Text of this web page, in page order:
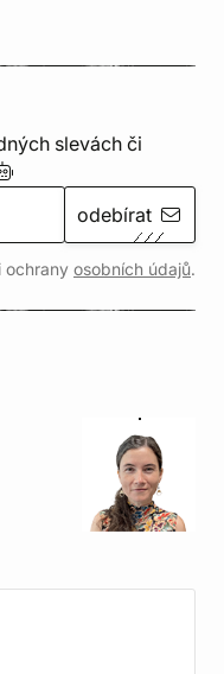
slevách či
odebírat
ochrany osobních údajů.